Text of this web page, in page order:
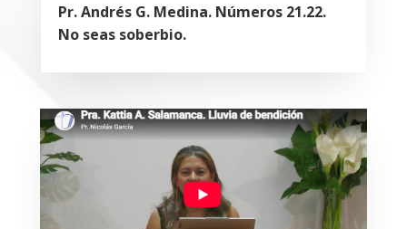
Pr. Andrés G. Medina. Números 21.22.
No seas soberbio.